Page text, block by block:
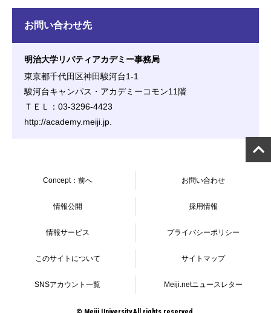
お問い合わせ先
明治大学リバティアカデミー事務局
東京都千代田区神田駿河台1-1
駿河台キャンパス・アカデミーコモン11階
ＴＥＬ：03-3296-4423
http://academy.meiji.jp.
Concept：前へ お問い合わせ
情報公開 採用情報
情報サービス プライバシーポリシー
このサイトについて サイトマップ
SNSアカウント一覧 Meiji.netニュースレター